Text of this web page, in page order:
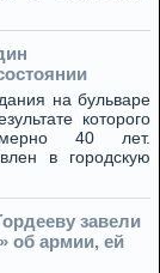
на бульваре
которого
40 лет.
в городскую
завели
об армии, ей